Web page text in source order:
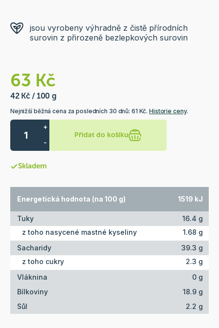
jsou vyrobeny výhradně z čistě přírodních
surovin z přirozeně bezlepkových surovin
63 Kč
42 Kč / 100 g
Nejnižší běžná cena za posledních 30 dnů: 61 Kč.Historie ceny.
+
-
Přidat do košíku
Skladem
Energetická hodnota (na 100 g) 1519 kJ
Tuky
16.4 g
z toho nasycené mastné kyseliny
1.68 g
Sacharidy
39.3 g
z toho cukry
2.3 g
Vláknina
0 g
Bílkoviny
18.9 g
Sůl
2.2 g